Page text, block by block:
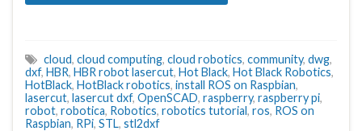
cloud, cloud computing, cloud robotics, community, dwg,
dxf, HBR, HBR robot lasercut, Hot Black, Hot Black Robotics,
HotBlack, HotBlack robotics, install ROS on Raspbian,
lasercut, lasercut dxf, OpenSCAD, raspberry, raspberry pi,
robot, robotica, Robotics, robotics tutorial, ros, ROS on
Raspbian, RPi, STL, stl2dxf